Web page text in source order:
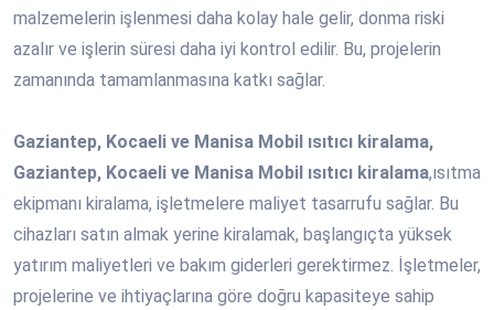
malzemelerin işlenmesi daha kolay hale gelir, donma riski
azalır ve işlerin süresi daha iyi kontrol edilir. Bu, projelerin
zamanında tamamlanmasına katkı sağlar.
Gaziantep, Kocaeli ve Manisa Mobil ısıtıcı kiralama,
Gaziantep, Kocaeli ve Manisa Mobil ısıtıcı kiralama,ısıtma
ekipmanı kiralama, işletmelere maliyet tasarrufu sağlar. Bu
cihazları satın almak yerine kiralamak, başlangıçta yüksek
yatırım maliyetleri ve bakım giderleri gerektirmez. İşletmeler,
projelerine ve ihtiyaçlarına göre doğru kapasiteye sahip